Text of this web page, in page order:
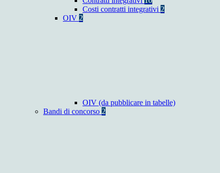
Costi contratti integrativi 2
OIV 2
OIV (da pubblicare in tabelle)
Bandi di concorso 2